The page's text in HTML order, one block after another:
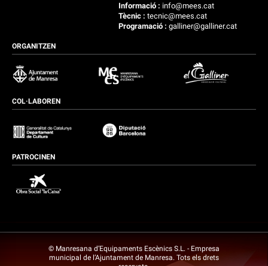
Informació : info@mees.cat
Tècnic :tecnic@mees.cat
Programació :galliner@galliner.cat
ORGANITZEN
COL·LABOREN
PATROCINEN
© Manresana d’Equipaments Escènics S.L. - Empresa
municipal de l’Ajuntament de Manresa. Tots els drets